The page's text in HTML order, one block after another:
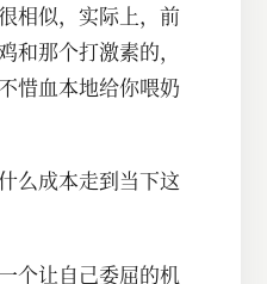
相似，实际上，前
那个打激素的，
惜血本地给你喂奶
么成本走到当下这
个让自己委屈的机